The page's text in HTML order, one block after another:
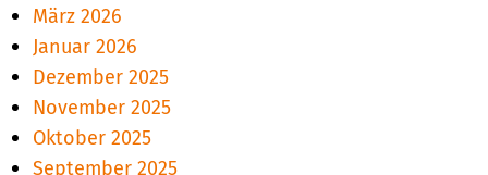
März 2026
Januar 2026
Dezember 2025
November 2025
Oktober 2025
September 2025